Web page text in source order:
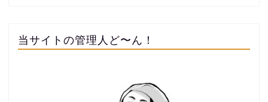
当サイトの管理人ど〜ん！